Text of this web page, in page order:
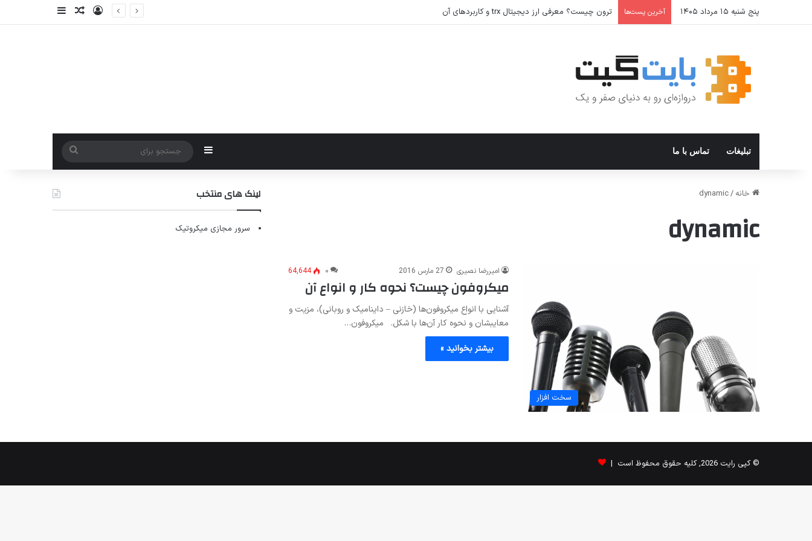
پنج شنبه ۱۵ مرداد ۱۴۰۵ آخرین پست‌ها ترون چیست؟ معرفی ارز دیجیتال trx و کاربردهای آن ورودنوشته تصادفی
سایدبار
تبلیغات تماس با ما سایدبار
جستجو
برای
خانه /
dynamic
dynamic
سخت افزار
امیررضا نصیری 27 مارس 2016 ۰ 64,644
میکروفون چیست؟ نحوه کار و انواع آن
آشنایی با انواع میکروفون‌ها (خازنی – داینامیک و روبانی)، مزیت و
معایبشان و نحوه کار آن‌ها با شکل. میکروفون…
بیشتر بخوانید »
لینک های منتخب
سرور مجازی میکروتیک
© کپی رایت 2026, کلیه حقوق محفوظ است |